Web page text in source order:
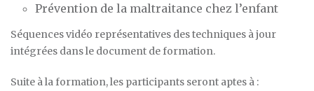
Prévention de la maltraitance chez l’enfant
Séquences vidéo représentatives des techniques à jour
intégrées dans le document de formation.
Suite à la formation, les participants seront aptes à :